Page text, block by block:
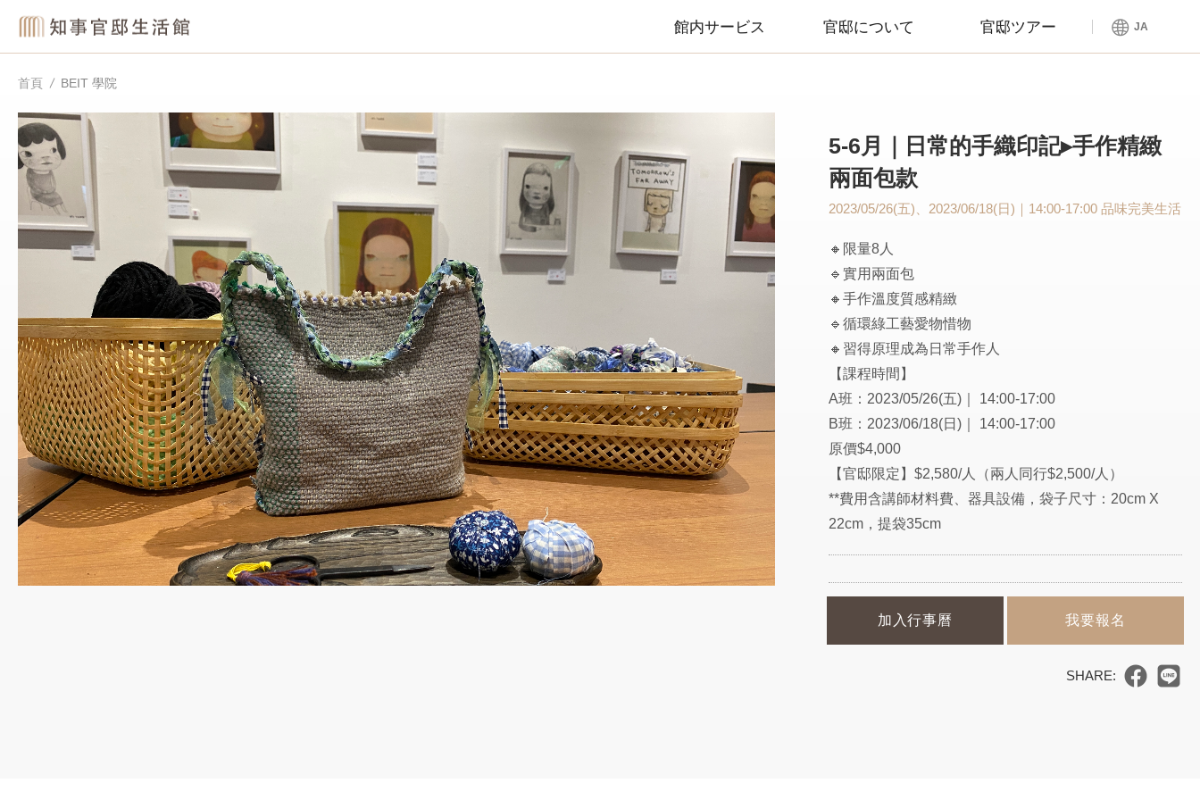
館内サービス 官邸について 官邸ツアー JA
首頁 BEIT 學院
5-6月｜日常的手織印記▸手作精緻
兩面包款
2023/05/26(五)、2023/06/18(日)｜14:00-17:00 品味完美生活
🔸限量8人
🔹實用兩面包
🔸手作溫度質感精緻
🔹循環綠工藝愛物惜物
🔸習得原理成為日常手作人
【課程時間】
A班：2023/05/26(五)｜ 14:00-17:00
B班：2023/06/18(日)｜ 14:00-17:00
原價$4,000
【官邸限定】$2,580/人（兩人同行$2,500/人）
**費用含講師材料費、器具設備，袋子尺寸：20cm X
22cm，提袋35cm
加入行事曆 我要報名